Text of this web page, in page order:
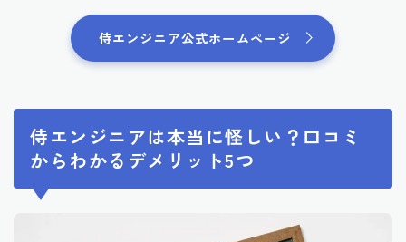
侍エンジニア公式ホームページ
侍エンジニアは本当に怪しい？口コミ
からわかるデメリット5つ